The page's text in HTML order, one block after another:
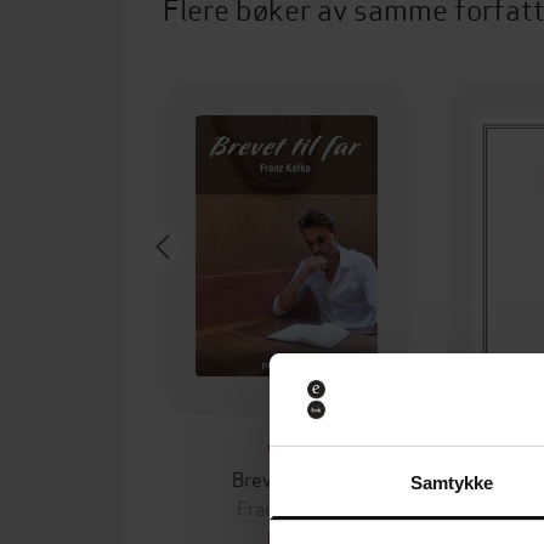
Samtykke
69,-
Brevet til far
Franz Kafka
EBOK